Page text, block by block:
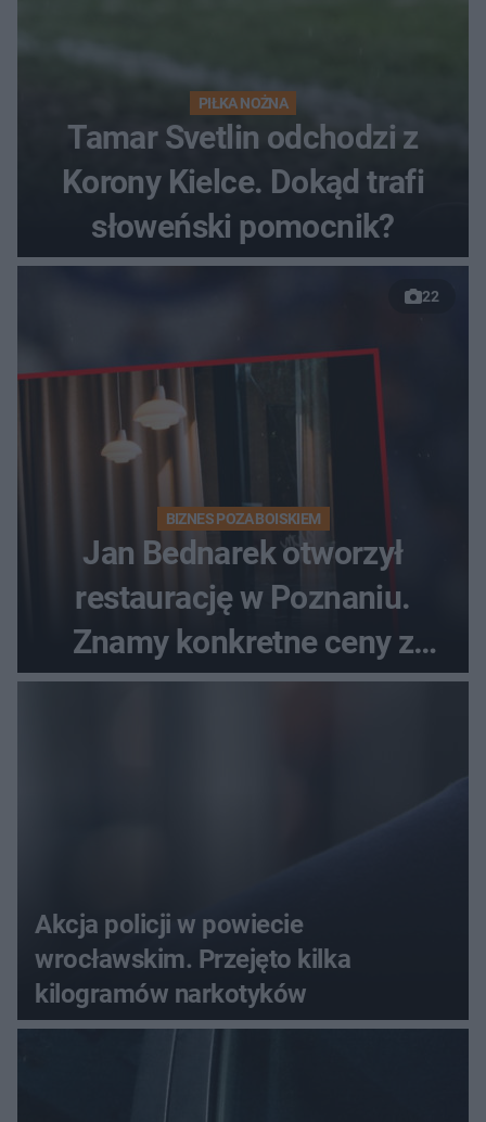
PIŁKA NOŻNA
Tamar Svetlin odchodzi z
Korony Kielce. Dokąd trafi
słoweński pomocnik?
22
BIZNES POZA BOISKIEM
Jan Bednarek otworzył
restaurację w Poznaniu.
Znamy konkretne ceny z
menu
Akcja policji w powiecie
wrocławskim. Przejęto kilka
kilogramów narkotyków